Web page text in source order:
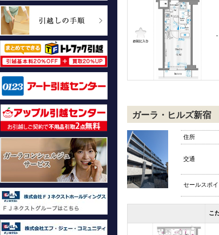
-
ガーラ・ヒルズ新宿
住所
交通
セールスポ
こ